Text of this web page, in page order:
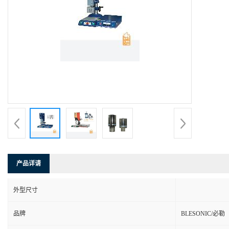
产品详请
外型尺寸
品牌 BLESONIC/必勒